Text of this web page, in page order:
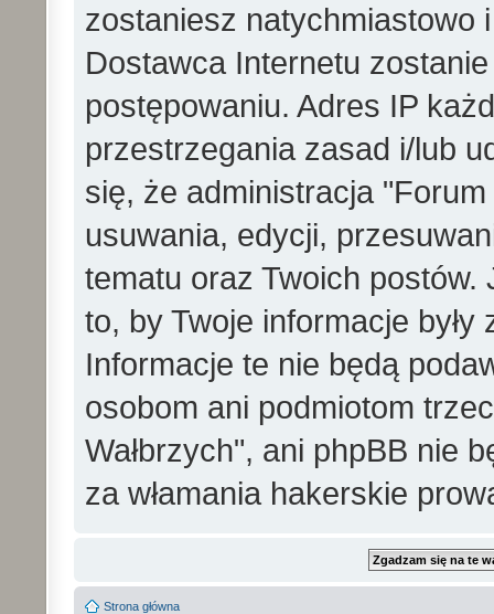
zostaniesz natychmiastowo
Dostawca Internetu
postępowaniu. Adres IP
przestrzegania zasad i/lub
się, że administracja
usuwania, edycji,
tematu oraz Twoich
to, by Twoje informacje
Informacje te nie będą
osobom ani podmiotom
Wałbrzych", ani phpBB nie
za włamania hakerskie
Strona główna